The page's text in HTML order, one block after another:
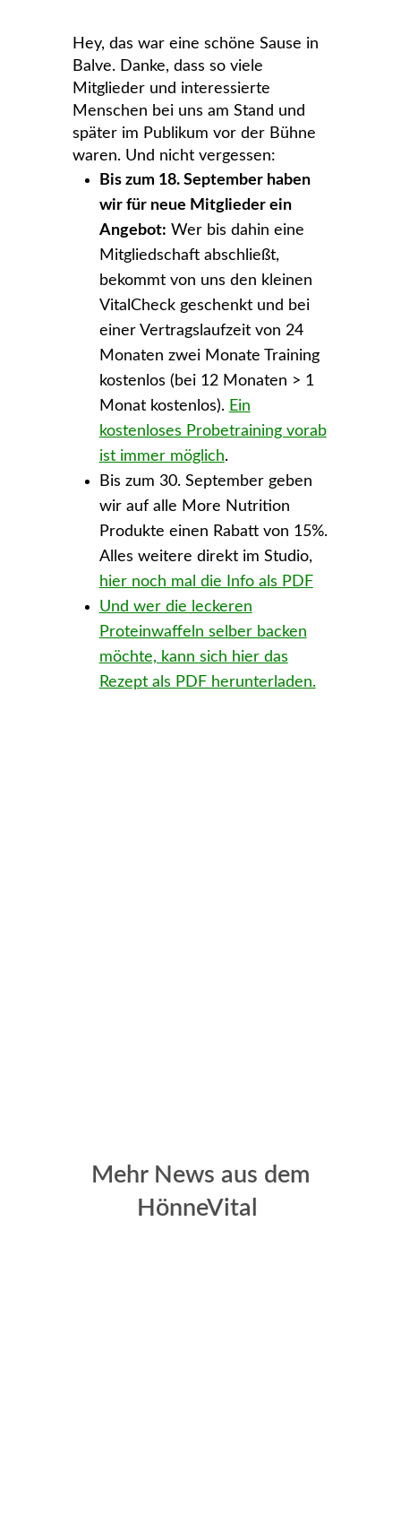
Hey, das war eine schöne Sause in
Balve. Danke, dass so viele
Mitglieder und interessierte
Menschen bei uns am Stand und
später im Publikum vor der Bühne
waren. Und nicht vergessen:
Bis zum 18. September haben
wir für neue Mitglieder ein
Angebot: Wer bis dahin eine
Mitgliedschaft abschließt,
bekommt von uns den kleinen
VitalCheck geschenkt und bei
einer Vertragslaufzeit von 24
Monaten zwei Monate Training
kostenlos (bei 12 Monaten > 1
Monat kostenlos). Ein
kostenloses Probetraining vorab
ist immer möglich.
Bis zum 30. September geben
wir auf alle More Nutrition
Produkte einen Rabatt von 15%.
Alles weitere direkt im Studio,
hier noch mal die Info als PDF
Und wer die leckeren
Proteinwaffeln selber backen
möchte, kann sich hier das
Rezept als PDF herunterladen.
Mehr News aus dem
HönneVital